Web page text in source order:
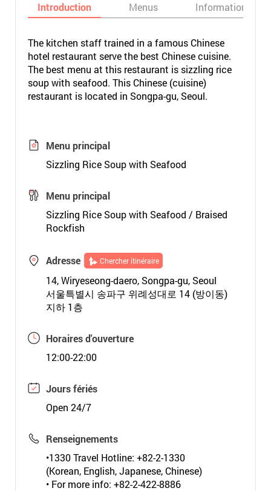
Introduction Menus Informations
The kitchen staff trained in a famous Chinese
hotel restaurant serve the best Chinese cuisine.
The best menu at this restaurant is sizzling rice
soup with seafood. This Chinese (cuisine)
restaurant is located in Songpa-gu, Seoul.
Menu principal
Sizzling Rice Soup with Seafood
Menu principal
Sizzling Rice Soup with Seafood / Braised
Rockfish
Adresse Chercher itinéraire
14, Wiryeseong-daero, Songpa-gu, Seoul
서울특별시 송파구 위례성대로 14 (방이동)
지하 1층
Horaires d'ouverture
12:00-22:00
Jours fériés
Open 24/7
Renseignements
•1330 Travel Hotline: +82-2-1330
(Korean, English, Japanese, Chinese)
• For more info: +82-2-422-8886